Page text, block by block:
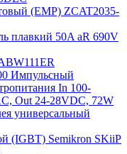
(EMP) ZCAT2035-
плавкий 50A aR 690V
Импульсный
In 100-
Out 24-28VDC, 72W
универсальный
(IGBT) Semikron SKiiP